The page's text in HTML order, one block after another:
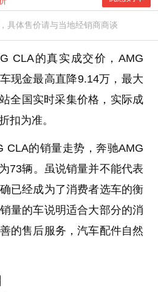
具体售价请与当地经销商商谈
CLA的真实成交价，AMG
现金最高直降9.14万，最大
全国实时采集价格，实际成
扣为准。
CLA的销量走势，奔驰AMG
73辆。虽说销量并不能代表
已经成为了消费者选车的衡
量的车说明适合大部分的消
的售后服务，汽车配件自然